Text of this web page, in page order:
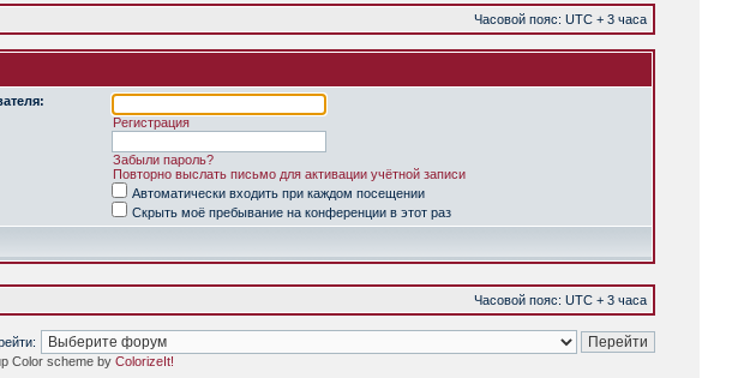
Часовой пояс: UTC + 3 часа
Регистрация
Забыли пароль?
Повторно выслать письмо для активации учётной записи
Автоматически входить при каждом посещении
Скрыть моё пребывание на конференции в этот раз
Часовой пояс: UTC + 3 часа
Color scheme by ColorizeIt!